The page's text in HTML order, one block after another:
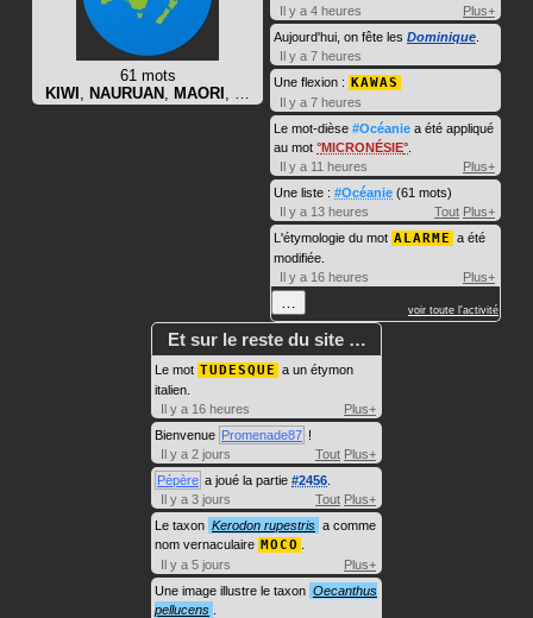
61 mots
KIWI NAURUAN MAORI
Il y a 4 heures
Plus+
Aujourd'hui, on fête les Dominique
Il y a 7 heures
Une flexion : KAWAS
Il y a 7 heures
Le mot-dièse #Océanie a été appliqué
au mot MICRONÉSIE
Il y a 11 heures
Plus+
Une liste : #Océanie (61 mots)
Il y a 13 heures
Tout Plus+
L'étymologie du mot ALARME a été
modifiée.
Il y a 16 heures
Plus+
voir toute l'activité
Et sur le reste du site …
Le mot TUDESQUE a un étymon
italien.
Il y a 16 heures
Plus+
Bienvenue Promenade87 !
Il y a 2 jours
Tout Plus+
Pépère a joué la partie #2456
Il y a 3 jours
Tout Plus+
Le taxon Kerodon rupestris a comme
nom vernaculaire MOCO
Il y a 5 jours
Plus+
Une image illustre le taxon Oecanthus
pellucens